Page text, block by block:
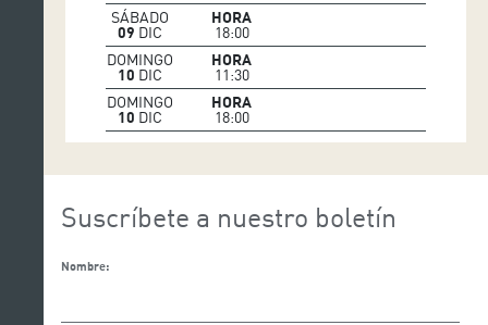
SÁBADO
09 DIC
HORA
18:00
DOMINGO
10 DIC
HORA
11:30
DOMINGO
10 DIC
HORA
18:00
Suscríbete a nuestro boletín
Nombre: